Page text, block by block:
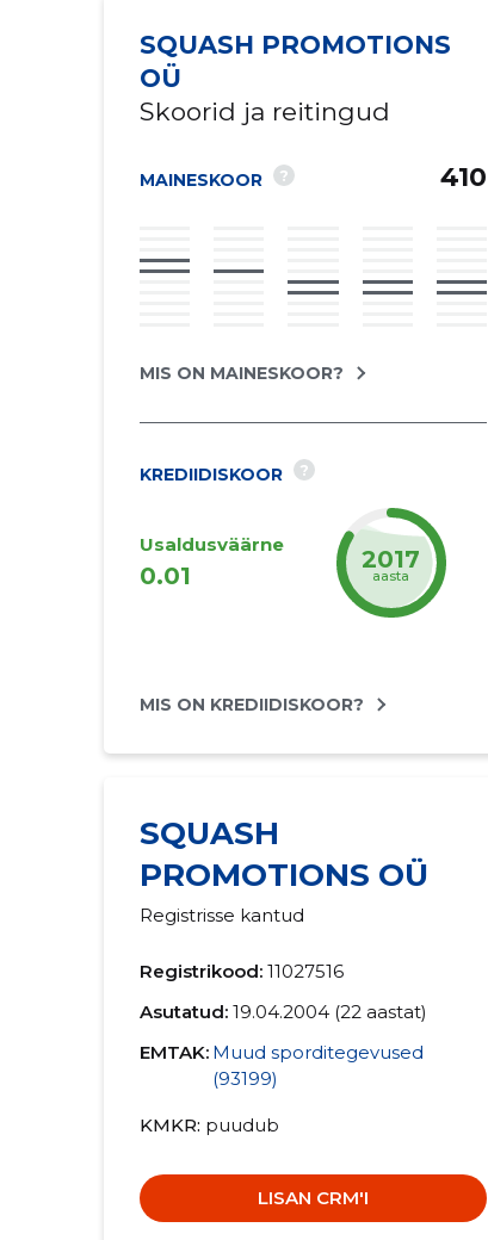
SQUASH PROMOTIONS
OÜ
Skoorid ja reitingud
MAINESKOOR ? 410
MIS ON MAINESKOOR?
KREDIIDISKOOR ?
Usaldusväärne
0.01
2019
aasta
MIS ON KREDIIDISKOOR?
SQUASH
PROMOTIONS OÜ
Registrisse kantud
Registrikood: 11027516
Asutatud: 19.04.2004 (22 aastat)
EMTAK: Muud sporditegevused
(93199)
KMKR puudub
LISAN CRM'I